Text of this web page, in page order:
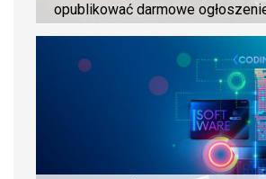
opublikować darmowe